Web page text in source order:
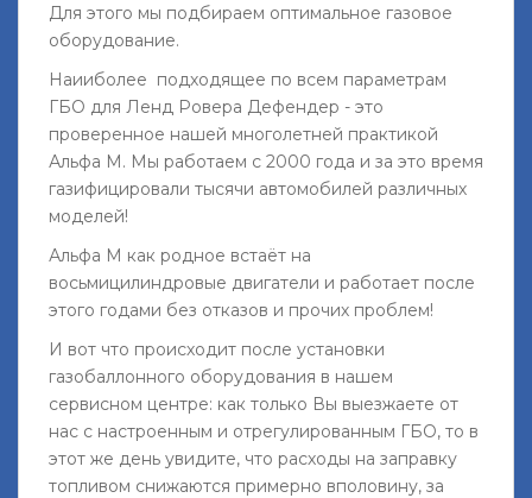
Для этого мы подбираем оптимальное газовое
оборудование.
Наииболее подходящее по всем параметрам
ГБО для Ленд Ровера Дефендер - это
проверенное нашей многолетней практикой
Альфа М. Мы работаем с 2000 года и за это время
газифицировали тысячи автомобилей различных
моделей!
Альфа М как родное встаёт на
восьмицилиндровые двигатели и работает после
этого годами без отказов и прочих проблем!
И вот что происходит после установки
газобаллонного оборудования в нашем
сервисном центре: как только Вы выезжаете от
нас с настроенным и отрегулированным ГБО, то в
этот же день увидите, что расходы на заправку
топливом снижаются примерно вполовину, за